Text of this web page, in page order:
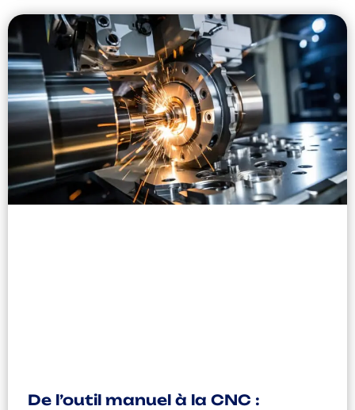
De l’outil manuel à la CNC :